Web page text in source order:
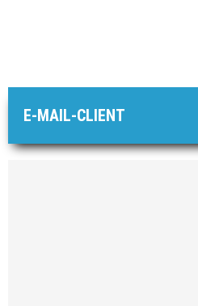
E-MAIL-CLIENT